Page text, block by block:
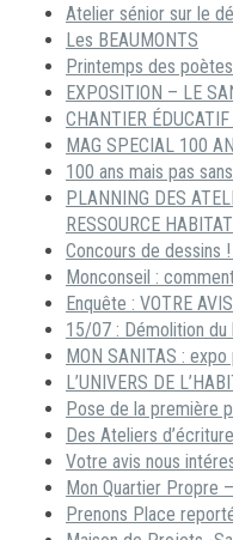
Atelier sénior sur le
Les BEAUMONTS
Printemps des
EXPOSITION – LE
CHANTIER
MAG SPECIAL 100
100 ans mais pas
PLANNING DES
RESSOURCE HABITAT
Concours de dessins
Monconseil :
Enquête : VOTRE
15/07 : Démolition
MON SANITAS :
L’UNIVERS DE
Pose de la première
Des Ateliers
Votre avis nous
Mon Quartier Propre
Prenons Place